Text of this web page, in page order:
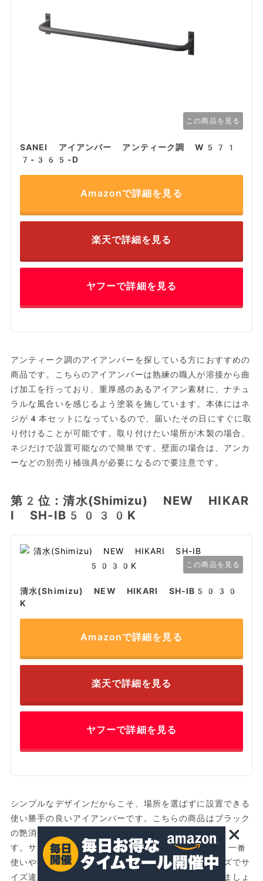
この商品を見る
SANEI アイアンバー アンティーク調 W571
7-365-D
Amazonで詳細を見る
楽天で詳細を見る
ヤフーで詳細を見る
アンティーク調のアイアンバーを探している方におすすめの
商品です。こちらのアイアンバーは熟練の職人が溶接から曲
げ加工を行っており、重厚感のあるアイアン素材に、ナチュ
ラルな風合いを感じるよう塗装を施しています。本体にはネ
ジが4本セットになっているので、届いたその日にすぐに取
り付けることが可能です。取り付けたい場所が木製の場合、
ネジだけで設置可能なので簡単です。壁面の場合は、アンカ
ーなどの別売り補強具が必要になるので要注意です。
第2位：清水(Shimizu) NEW HIKAR
I SH-IB5030K
この商品を見る
清水(Shimizu) NEW HIKARI SH-IB5030
K
Amazonで詳細を見る
楽天で詳細を見る
ヤフーで詳細を見る
シンプルなデザインだからこそ、場所を選ばずに設置できる
使い勝手の良いアイアンバーです。こちらの商品はブラック
の艶消し黒塗装が施されており、見た目の高級感も抜群で
す。サイズは長さ30cm、高さ5cmとなっており、一番
使いやすい大きさとなっています。ほかにも同シリーズでサ
イズ違いの商品があるので、用途に合わせて選んでみましょ